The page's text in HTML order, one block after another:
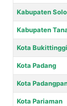
Kabupaten
Kabupaten
Kota Bukittinggi
Kota Padang
Kota
Kota Pariaman